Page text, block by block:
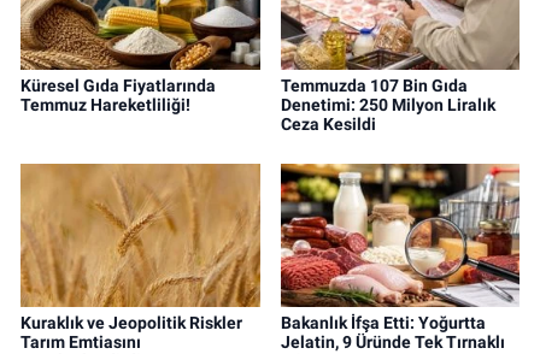
Küresel Gıda Fiyatlarında
Temmuz Hareketliliği!
Temmuzda 107 Bin Gıda
Denetimi: 250 Milyon Liralık
Ceza Kesildi
Kuraklık ve Jeopolitik Riskler
Tarım Emtiasını
Bakanlık İfşa Etti: Yoğurtta
Jelatin, 9 Üründe Tek Tırnaklı